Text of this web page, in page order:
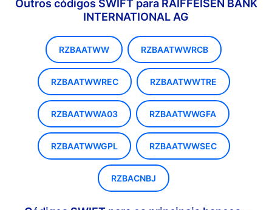
Outros códigos SWIFT para RAIFFEISEN BANK
INTERNATIONAL AG
RZBAATWW RZBAATWWRCB
RZBAATWWREC RZBAATWWTRE
RZBAATWWA03 RZBAATWWGFA
RZBAATWWGPL RZBAATWWSEC
RZBACNBJ